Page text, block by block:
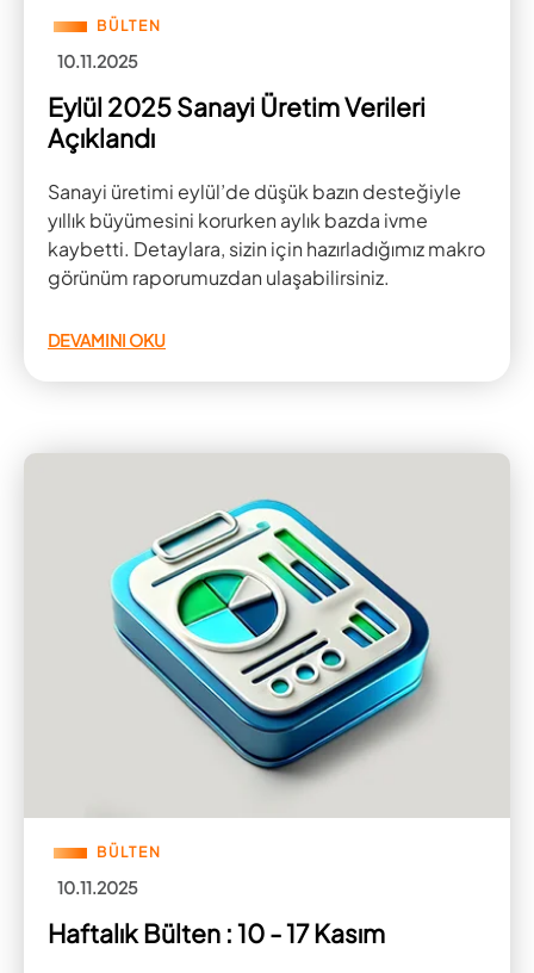
BÜLTEN
10.11.2025
Eylül 2025 Sanayi Üretim Verileri
Açıklandı
Sanayi üretimi eylül’de düşük bazın desteğiyle
yıllık büyümesini korurken aylık bazda ivme
kaybetti. Detaylara, sizin için hazırladığımız makro
görünüm raporumuzdan ulaşabilirsiniz.
DEVAMINI OKU
BÜLTEN
10.11.2025
Haftalık Bülten : 10 - 17 Kasım